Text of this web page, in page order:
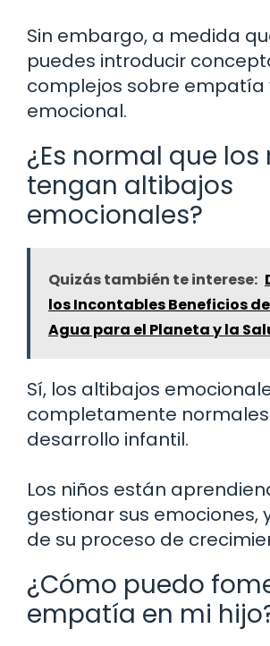
Sin embargo, a medida
puedes introducir
complejos sobre empatía
emocional.
¿Es normal que los
tengan altibajos
emocionales?
Quizás también te interese:
los Incontables Beneficios
Agua para el Planeta y la
Sí, los altibajos
completamente
desarrollo infantil.
Los niños están
gestionar sus emociones,
de su proceso de
¿Cómo puedo
empatía en mi